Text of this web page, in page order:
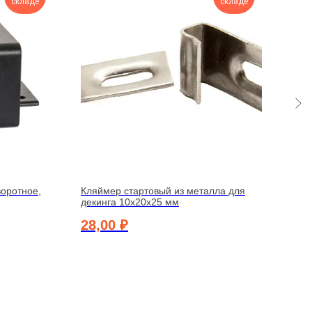
Кляймер стартовый из металла для
декинга 10х20х25 мм
28,00 ₽